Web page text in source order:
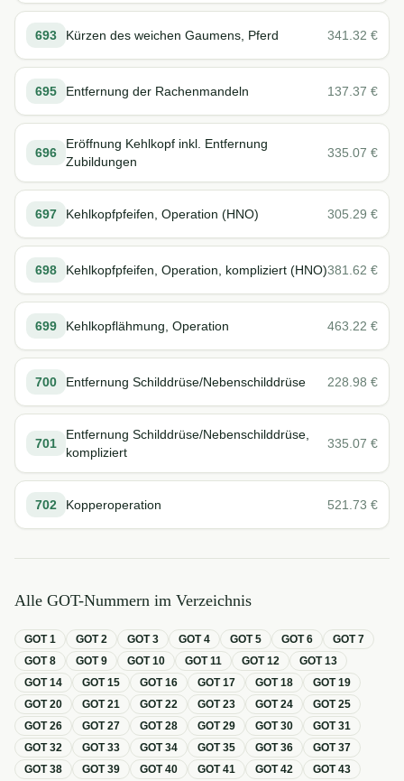
693 Kürzen des weichen Gaumens, Pferd 341.32 €
695 Entfernung der Rachenmandeln 137.37 €
696
Eröffnung Kehlkopf inkl. Entfernung
Zubildungen
335.07 €
697 Kehlkopfpfeifen, Operation (HNO) 305.29 €
698 Kehlkopfpfeifen, Operation, kompliziert (HNO)381.62 €
699 Kehlkopflähmung, Operation 463.22 €
700 Entfernung Schilddrüse/Nebenschilddrüse 228.98 €
701
Entfernung Schilddrüse/Nebenschilddrüse,
kompliziert
335.07 €
702 Kopperoperation 521.73 €
Alle GOT-Nummern im Verzeichnis
GOT1 GOT2 GOT3 GOT4 GOT5 GOT6 GOT7
GOT8 GOT9 GOT10 GOT11 GOT12 GOT13
GOT14 GOT15 GOT16 GOT17 GOT18 GOT19
GOT20 GOT21 GOT22 GOT23 GOT24 GOT25
GOT26 GOT27 GOT28 GOT29 GOT30 GOT31
GOT32 GOT33 GOT34 GOT35 GOT36 GOT37
GOT38 GOT39 GOT40 GOT41 GOT42 GOT43